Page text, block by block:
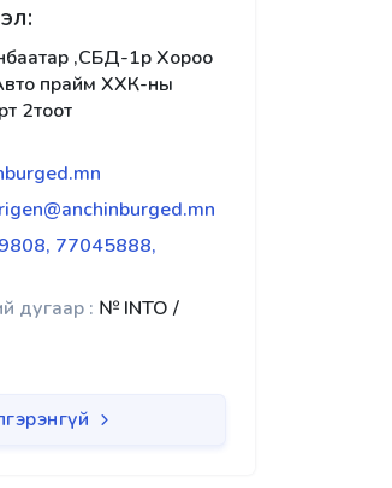
,СБД-1р Хороо
прайм ХХК-ны
2тоот
77045888,
дугаар : № INTO /